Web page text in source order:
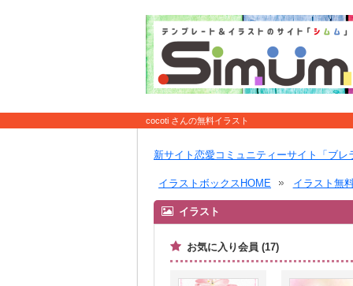
cocoti さんの無料イラスト
新サイト恋愛コミュニティーサイト「ブレ
イラストボックスHOME イラスト無
イラスト
お気に入り会員 (17)